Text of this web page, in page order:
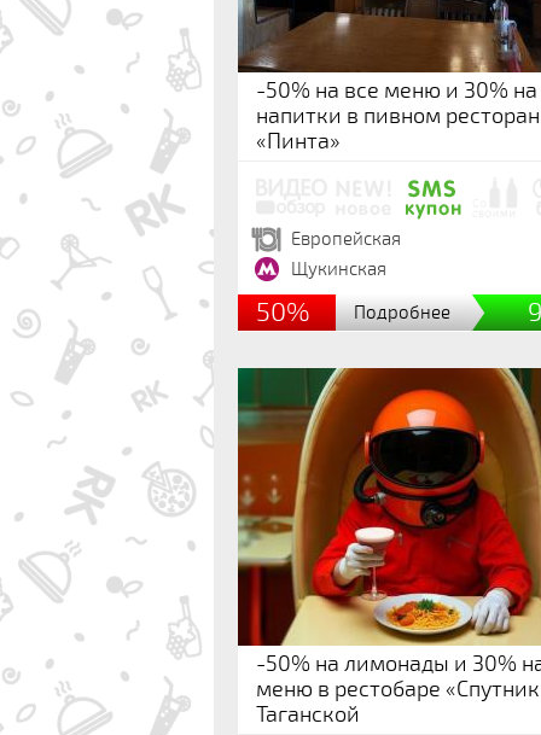
-50% на все меню и 30% на
напитки в пивном
«Пинта»
Европейская
Щукинская
50% Подробнее
-50% на лимонады и 30%
меню в рестобаре
Таганской